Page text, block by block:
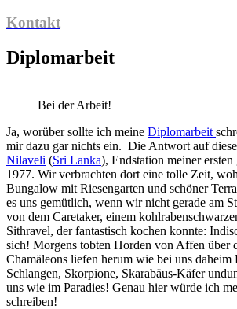
Kontakt
Diplomarbeit
Bei der Arbeit!
Ja, worüber sollte ich meine Diplomarbeit
mir dazu gar nichts ein. Die Antwort auf
Nilaveli (Sri Lanka), Endstation meiner
1977. Wir verbrachten dort eine tolle Zeit,
Bungalow mit Riesengarten und schöner
es uns gemütlich, wenn wir nicht gerade am
von dem Caretaker, einem
Sithravel, der fantastisch kochen konnte:
sich! Morgens tobten Horden von Affen über
Chamäleons liefen herum wie bei uns daheim
Schlangen, Skorpione, Skarabäus-Käfer
uns wie im Paradies! Genau hier würde ich
schreiben!